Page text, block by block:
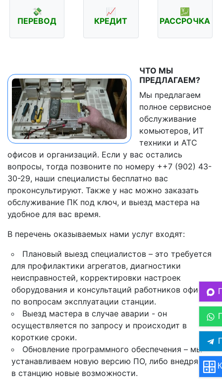
💸
ПЕРЕВОД
📈
КРЕДИТ
💹
РАССРОЧКА
ЧТО МЫ
ПРЕДЛАГАЕМ?
Мы предлагаем
полное сервисное
обслуживание
комьютеров, ИТ
техники и АТС
офисов и организаций. Если у вас остались
вопросы, тогда позвоните по номеру ++7 (902) 43-
30-29, наши специалисты бесплатно вас
проконсультируют. Также у нас можно заказать
обслуживание ПК под ключ, и выезд мастера на
удобное для вас время.
В перечень оказываемых нами услуг входят:
Плановый выезд специалистов – это требуется
для профилактики агрегатов, диагностики
неисправностей, корректировки настроек
оборудования и консультаций работников офиса
по вопросам эксплуатации станции.
Выезд мастера в случае аварии - он
осуществляется по запросу и происходит в
короткие сроки.
Обновление программного обеспечения – мы
устанавливаем новую версию ПО, либо внедряем
в станцию новые возможности.